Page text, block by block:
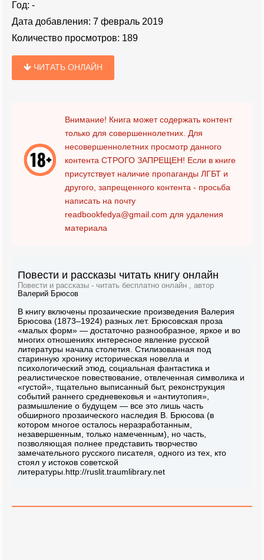
Год: -
Дата добавления: 7 февраль 2019
Количество просмотров: 189
ЧИТАТЬ ОНЛАЙН
Внимание! Книга может содержать контент
только для совершеннолетних. Для
несовершеннолетних просмотр данного
контента СТРОГО ЗАПРЕЩЕН! Если в книге
присутствует наличие пропаганды ЛГБТ и
другого, запрещенного контента - просьба
написать на почту
readbookfedya@gmail.com для удаления
материала
Повести и рассказы читать книгу онлайн
Повести и рассказы - читать бесплатно онлайн , автор
Валерий Брюсов
В книгу включены прозаические произведения Валерия
Брюсова (1873–1924) разных лет. Брюсовская проза
«малых форм» — достаточно разнообразное, яркое и во
многих отношениях интересное явление русской
литературы начала столетия. Стилизованная под
старинную хронику историческая новелла и
психологический этюд, социальная фантастика и
реалистическое повествование, отвлеченная символика и
«густой», тщательно выписанный быт, реконструкция
событий раннего средневековья и «антиутопия»,
размышление о будущем — все это лишь часть
обширного прозаического наследия В. Брюсова (в
котором многое осталось неразработанным,
незавершенным, только намеченным), но часть,
позволяющая полнее представить творчество
замечательного русского писателя, одного из тех, кто
стоял у истоков советской
литературы.http://ruslit.traumlibrary.net